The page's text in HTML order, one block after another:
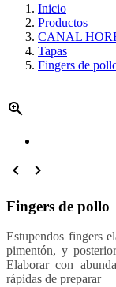
Inicio
Productos
CANAL
Tapas
Fingers de

 
Fingers de pollo
Estupendos fingers
pimentón, y
Elaborar con
rápidas de preparar